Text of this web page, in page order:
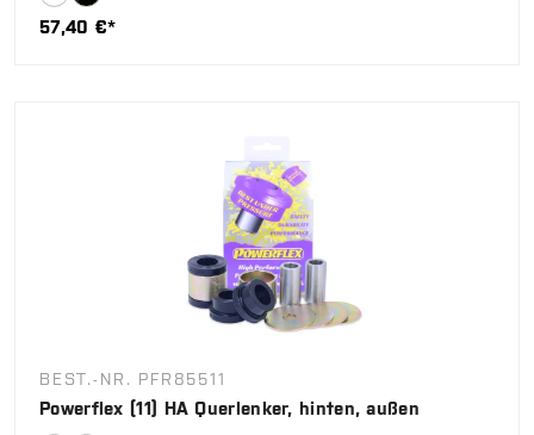
57,40 €*
BEST.-NR. PFR85511
Powerflex (11) HA Querlenker, hinten, außen